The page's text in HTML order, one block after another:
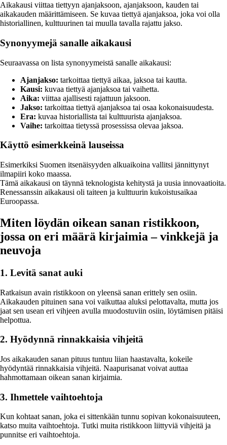
Aikakausi viittaa tiettyyn ajanjaksoon, ajanjaksoon, kauden tai
aikakauden määrittämiseen. Se kuvaa tiettyä ajanjaksoa, joka voi olla
historiallinen, kulttuurinen tai muulla tavalla rajattu jakso.
Synonyymejä sanalle aikakausi
Seuraavassa on lista synonyymeistä sanalle aikakausi:
Ajanjakso: tarkoittaa tiettyä aikaa, jaksoa tai kautta.
Kausi: kuvaa tiettyä ajanjaksoa tai vaihetta.
Aika: viittaa ajallisesti rajattuun jaksoon.
Jakso: tarkoittaa tiettyä ajanjaksoa tai osaa kokonaisuudesta.
Era: kuvaa historiallista tai kulttuurista ajanjaksoa.
Vaihe: tarkoittaa tietyssä prosessissa olevaa jaksoa.
Käyttö esimerkkeinä lauseissa
Esimerkiksi Suomen itsenäisyyden alkuaikoina vallitsi jännittynyt
ilmapiiri koko maassa.
Tämä aikakausi on täynnä teknologista kehitystä ja uusia innovaatioita.
Renessanssin aikakausi oli taiteen ja kulttuurin kukoistusaikaa
Euroopassa.
Miten löydän oikean sanan ristikkoon,
jossa on eri määrä kirjaimia – vinkkejä ja
neuvoja
1. Levitä sanat auki
Ratkaisun avain ristikkoon on yleensä sanan erittely sen osiin.
Aikakauden pituinen sana voi vaikuttaa aluksi pelottavalta, mutta jos
jaat sen usean eri vihjeen avulla muodostuviin osiin, löytämisen pitäisi
helpottua.
2. Hyödynnä rinnakkaisia vihjeitä
Jos aikakauden sanan pituus tuntuu liian haastavalta, kokeile
hyödyntää rinnakkaisia vihjeitä. Naapurisanat voivat auttaa
hahmottamaan oikean sanan kirjaimia.
3. Ihmettele vaihtoehtoja
Kun kohtaat sanan, joka ei sittenkään tunnu sopivan kokonaisuuteen,
katso muita vaihtoehtoja. Tutki muita ristikkoon liittyviä vihjeitä ja
punnitse eri vaihtoehtoja.